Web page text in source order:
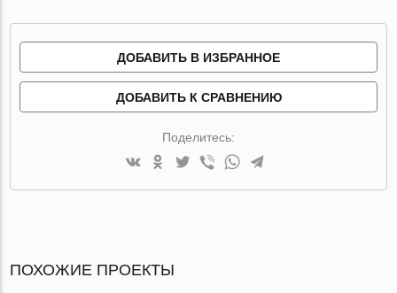
ДОБАВИТЬ В ИЗБРАННОЕ
ДОБАВИТЬ К СРАВНЕНИЮ
Поделитесь:
ПОХОЖИЕ ПРОЕКТЫ